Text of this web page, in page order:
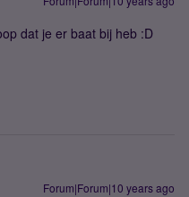
dat je er baat bij heb :D
Forum|Forum|10 years ago